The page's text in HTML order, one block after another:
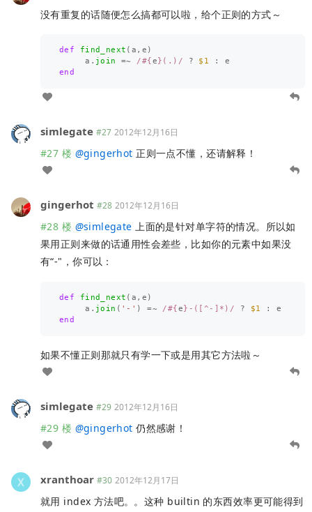
没有重复的话随便怎么搞都可以啦，给个正则的方式～
def find_next ( a , e )
a . join =~ /#{ e } (.)/ ? $1 :
e
end
simlegate #27 2012年12月16日
#27 楼 @gingerhot 正则一点不懂，还请解释！
gingerhot #28 2012年12月16日
#28 楼 @simlegate 上面的是针对单字符的情况。所以如
果用正则来做的话通用性会差些，比如你的元素中如果没
有“-"，你可以：
def find_next ( a , e )
a . join ( '-' ) =~ /#{ e } -([^-]*)/ ? $1 :
e
end
如果不懂正则那就只有学一下或是用其它方法啦～
simlegate #29 2012年12月16日
#29 楼 @gingerhot 仍然感谢！
xranthoar #30 2012年12月17日
就用 index 方法吧。。这种 builtin 的东西效率更可能得到